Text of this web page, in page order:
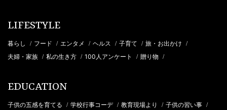
LIFESTYLE
暮らし / フード / エンタメ / ヘルス / 子育て / 旅・お出かけ /
夫婦・家族 / 私の生き方 / 100人アンケート / 贈り物 /
EDUCATION
子供の五感を育てる / 学校行事コーデ / 教育現場より / 子供の習い事 /